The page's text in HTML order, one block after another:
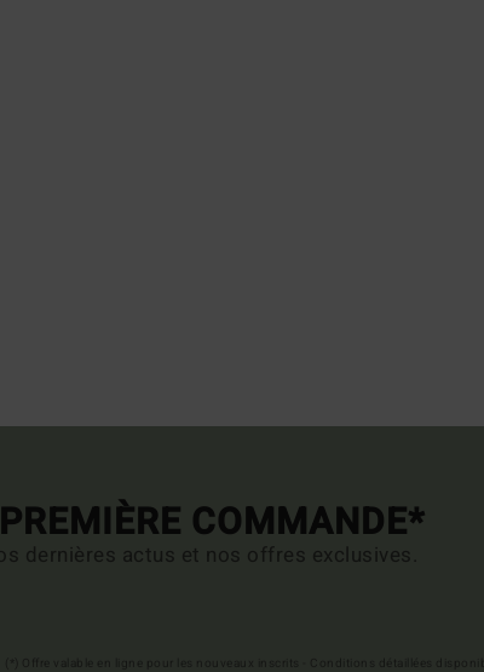
COMMANDE*
dernières actus et nos offres exclusives.